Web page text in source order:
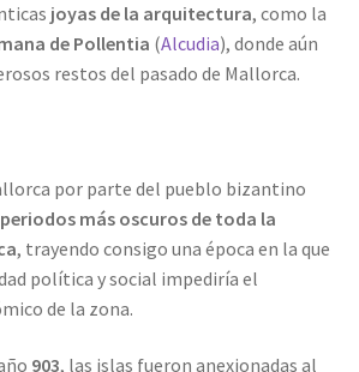
joyas de la arquitectura, como la
de Pollentia (Alcudia), donde aún
restos del pasado de Mallorca.
por parte del pueblo bizantino
más oscuros de toda la
, trayendo consigo una época en la que
política y social impediría el
de la zona.
903, las islas fueron anexionadas al